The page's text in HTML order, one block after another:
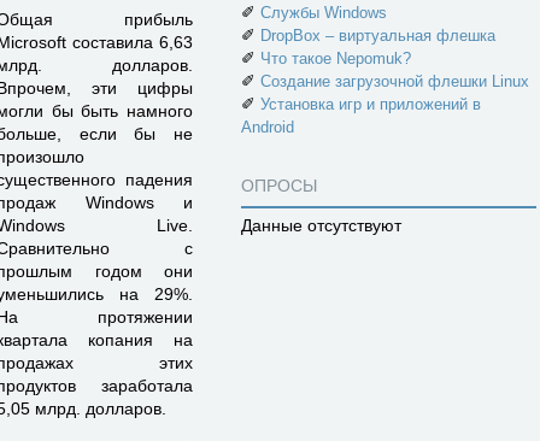
прибыль
составила 6,63
долларов.
эти цифры
бы быть намного
если бы не
падения
Windows и
Live.
с
годом они
на 29%.
протяжении
копания на
этих
заработала
млрд. долларов.
✐ Службы Windows
✐ DropBox – виртуальная флешка
✐ Что такое Nepomuk?
✐ Создание загрузочной флешки Linux
✐ Установка игр и приложений в
Android
ОПРОСЫ
Данные отсутствуют